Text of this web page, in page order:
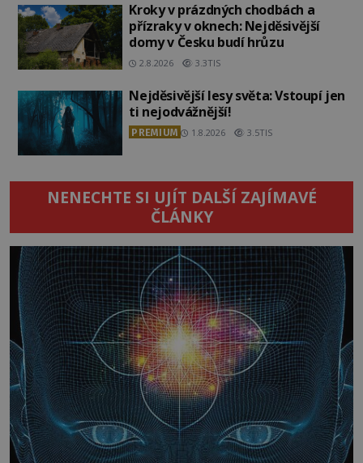
Kroky v prázdných chodbách a
přízraky v oknech: Nejděsivější
domy v Česku budí hrůzu
2.8.2026 3.3TIS
Nejděsivější lesy světa: Vstoupí jen
ti nejodvážnější!
PREMIUM 1.8.2026 3.5TIS
NENECHTE SI UJÍT DALŠÍ ZAJÍMAVÉ
ČLÁNKY